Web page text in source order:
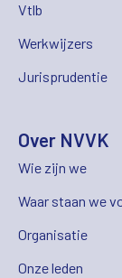
Vtlb
Werkwijzers
Jurisprudentie
Over NVVK
Wie zijn we
Waar staan we
Organisatie
Onze leden